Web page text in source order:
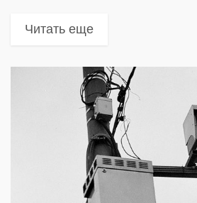
пунктов
Читать еще